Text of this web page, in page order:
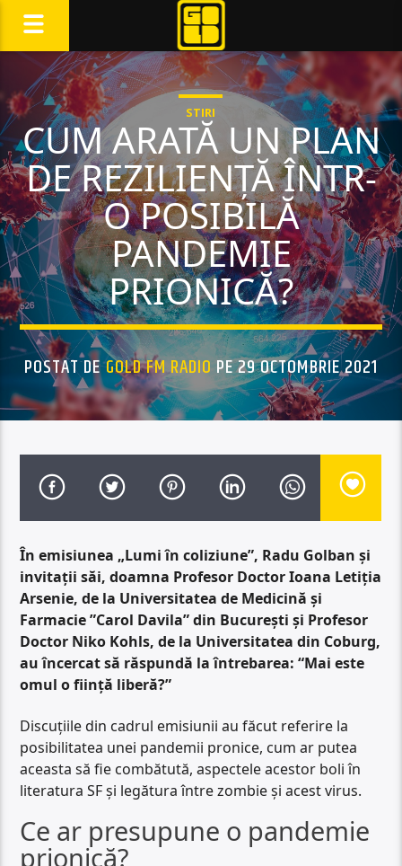
STIRI
CUM ARATĂ UN PLAN
DE REZILIENȚĂ ÎNTR-
O POSIBILĂ
PANDEMIE
PRIONICĂ?
POSTAT DEGOLD FM RADIOPE 29 OCTOMBRIE 2021
În emisiunea „Lumi în coliziune”, Radu Golban și
invitații săi, doamna Profesor Doctor Ioana Letiția
Arsenie, de la Universitatea de Medicină și
Farmacie ”Carol Davila” din București și Profesor
Doctor Niko Kohls, de la Universitatea din Coburg,
au încercat să răspundă la întrebarea: “Mai este
omul o ființă liberă?”
Discuțiile din cadrul emisiunii au făcut referire la
posibilitatea unei pandemii pronice, cum ar putea
aceasta să fie combătută, aspectele acestor boli în
literatura SF și legătura între zombie și acest virus.
Ce ar presupune o pandemie
prionică?